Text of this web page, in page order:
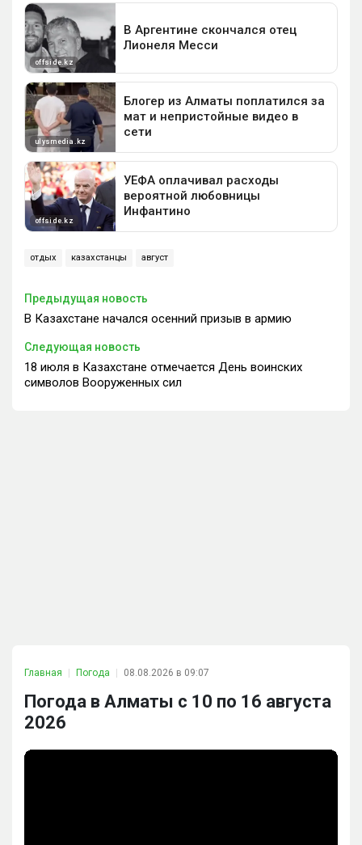
отдых казахстанцы август
Предыдущая новость
В Казахстане начался осенний призыв в армию
Следующая новость
18 июля в Казахстане отмечается День воинских
символов Вооруженных сил
Главная Погода 08.08.2026 в 09:07
Погода в Алматы с 10 по 16 августа
2026